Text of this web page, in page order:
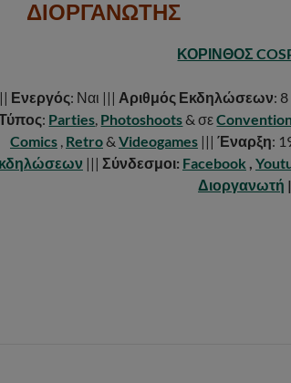
ΔΙΟΡΓΑΝΩΤΗΣ
ΚΟΡΙΝΘΟΣ
Ενεργός: Ναι ||| Αριθμός Εκδηλώσεων:
: Parties Photoshoots& σε
Comics, Retro& Videogames||| Έναρξη:
||| Σύνδεσμοι: Facebook
Διοργανωτή